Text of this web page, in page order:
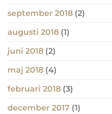
september 2018 (2)
augusti 2018 (1)
juni 2018 (2)
maj 2018 (4)
februari 2018 (3)
december 2017 (1)